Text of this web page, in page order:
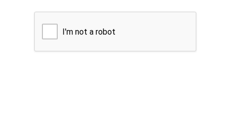
I'm not a robot